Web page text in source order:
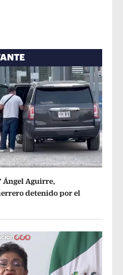
Ángel Aguirre,
detenido por el